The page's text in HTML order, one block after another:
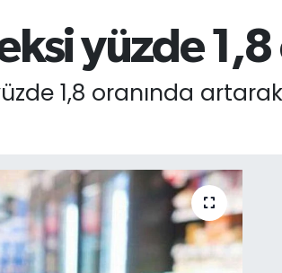
yüzde 1,8
1,8 oranında